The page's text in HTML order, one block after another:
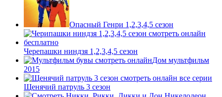
Опасный Генри 1,2,3,4,5 сезон
Черепашки ниндзя 1,2,3,4,5 сезон
Дом мультфильм
2015
Щенячий патруль 3 сезон